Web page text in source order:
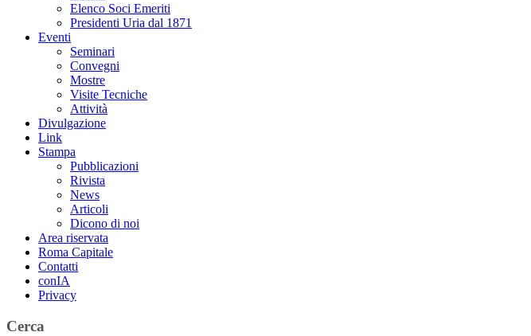
Elenco Soci Emeriti
Presidenti Uria dal 1871
Eventi
Seminari
Convegni
Mostre
Visite Tecniche
Attività
Divulgazione
Link
Stampa
Pubblicazioni
Rivista
News
Articoli
Dicono di noi
Area riservata
Roma Capitale
Contatti
conIA
Privacy
Cerca